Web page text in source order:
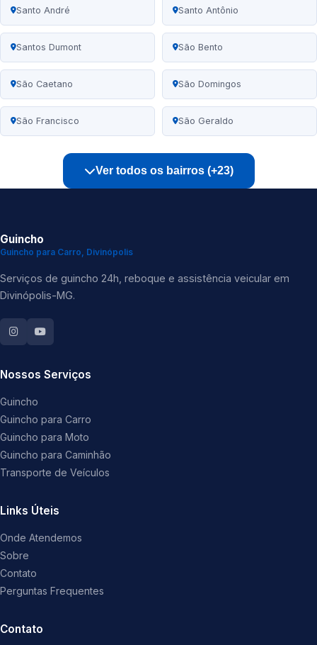
Santo André Santo Antônio
Santos Dumont São Bento
São Caetano São Domingos
São Francisco São Geraldo
Ver todos os bairros (+23)
Guincho
Guincho para Carro, Divinópolis
Serviços de guincho 24h, reboque e assistência veicular em
Divinópolis-MG.
Nossos Serviços
Guincho
Guincho para Carro
Guincho para Moto
Guincho para Caminhão
Transporte de Veículos
Links Úteis
Onde Atendemos
Sobre
Contato
Perguntas Frequentes
Contato